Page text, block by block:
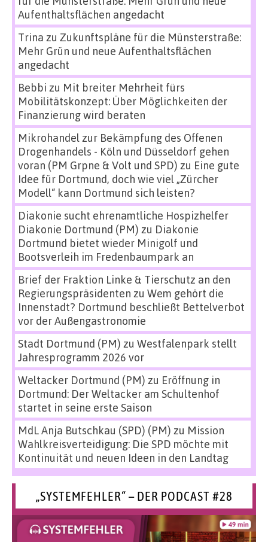
Aufenthaltsflächen angedacht
Trina zu Zukunftspläne für die Münsterstraße:
Mehr Grün und neue Aufenthaltsflächen
angedacht
Bebbi zu Mit breiter Mehrheit fürs
Mobilitätskonzept: Über Möglichkeiten der
Finanzierung wird beraten
Mikrohandel zur Bekämpfung des Offenen
Drogenhandels - Köln und Düsseldorf gehen
voran (PM Grpne & Volt und SPD) zu Eine gute
Idee für Dortmund, doch wie viel „Zürcher
Modell“ kann Dortmund sich leisten?
Diakonie sucht ehrenamtliche Hospizhelfer
Diakonie Dortmund (PM) zu Diakonie
Dortmund bietet wieder Minigolf und
Bootsverleih im Fredenbaumpark an
Brief der Fraktion Linke & Tierschutz an den
Regierungspräsidenten zu Wem gehört die
Innenstadt? Dortmund beschließt Bettelverbot
vor der Außengastronomie
Stadt Dortmund (PM) zu Westfalenpark stellt
Jahresprogramm 2026 vor
Weltacker Dortmund (PM) zu Eröffnung in
Dortmund: Der Weltacker am Schultenhof
startet in seine erste Saison
MdL Anja Butschkau (SPD) (PM) zu Mission
Wahlkreisverteidigung: Die SPD möchte mit
Kontinuität und neuen Ideen in den Landtag
„SYSTEMFEHLER“ – DER PODCAST #28